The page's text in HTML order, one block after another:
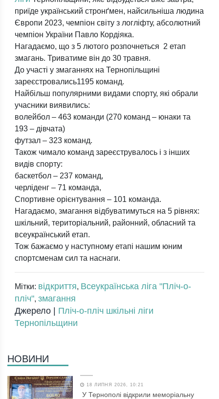
приїде український стронґмен, найсильніша людина
Європи 2023, чемпіон світу з логліфту, абсолютний
чемпіон України Павло Кордіяка.
Нагадаємо, що з 5 лютого розпочнеться 2 етап
змагань. Триватиме він до 30 травня.
До участі у змаганнях на Тернопільщині
зареєстровались1195 команд.
Найбільш популярними видами спорту, які обрали
учасники виявились:
волейбол – 463 команди (270 команд – юнаки та
193 – дівчата)
футзал – 323 команд.
Також чимало команд зареєструвалось і з інших
видів спорту:
баскетбол – 237 команд,
черліденг – 71 команда,
Спортивне орієнтування – 101 команда.
Нагадаємо, змагання відбуватимуться на 5 рівнях:
шкільний, територіальний, районний, обласний та
всеукраїнський етап.
Тож бажаємо у наступному етапі нашим юним
спортсменам сил та наснаги.
Мітки: відкриття, Всеукраїнська ліга "Пліч-о-
пліч", змагання
Джерело | Пліч-о-пліч шкільні ліги
Тернопільщини
НОВИНИ
18 ЛИПНЯ 2026, 10:21
У Тернополі відкрили меморіальну